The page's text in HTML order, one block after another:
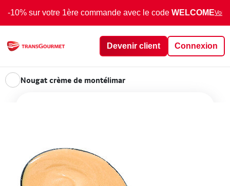
-10% sur votre 1ère commande avec le code WELCOMEVoir
Devenir client Connexion
Nougat crème de montélimar